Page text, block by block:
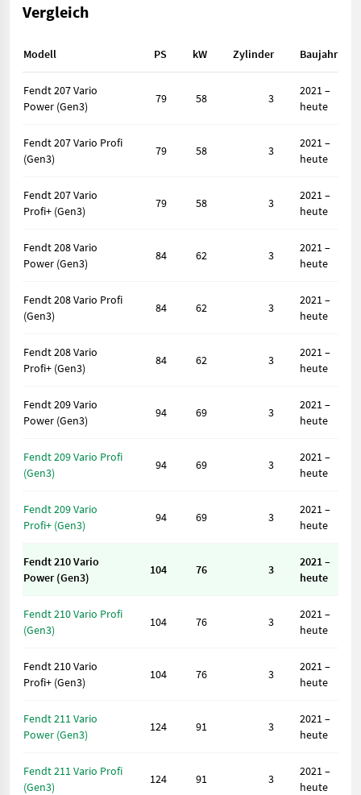
Vergleich
Modell PS kW Zylinder Baujahr
Fendt 207 Vario
Power (Gen3)
79 58 3
2021 –
heute
Fendt 207 Vario Profi
(Gen3)
79 58 3
2021 –
heute
Fendt 207 Vario
Profi+ (Gen3)
79 58 3
2021 –
heute
Fendt 208 Vario
Power (Gen3)
84 62 3
2021 –
heute
Fendt 208 Vario Profi
(Gen3)
84 62 3
2021 –
heute
Fendt 208 Vario
Profi+ (Gen3)
84 62 3
2021 –
heute
Fendt 209 Vario
Power (Gen3)
94 69 3
2021 –
heute
Fendt 209 Vario Profi
(Gen3)
94 69 3
2021 –
heute
Fendt 209 Vario
Profi+ (Gen3)
94 69 3
2021 –
heute
Fendt 210 Vario
Power (Gen3)
104 76 3
2021 –
heute
Fendt 210 Vario Profi
(Gen3)
104 76 3
2021 –
heute
Fendt 210 Vario
Profi+ (Gen3)
104 76 3
2021 –
heute
Fendt 211 Vario
Power (Gen3)
124 91 3
2021 –
heute
Fendt 211 Vario Profi
(Gen3)
124 91 3
2021 –
heute